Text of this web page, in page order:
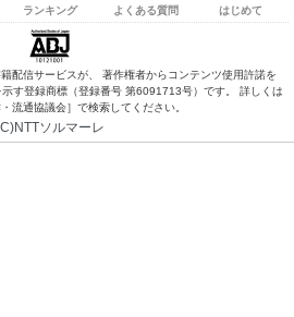
ランキング よくある質問 はじめて
配信サービスが、 著作権者からコンテンツ使用許諾を
す登録商標（登録番号 第6091713号）です。 詳しくは
流通協議会］で検索してください。
ソルマーレ